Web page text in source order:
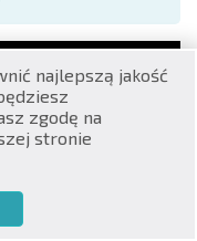
PL
najlepszą jakość
zgodę na
stronie